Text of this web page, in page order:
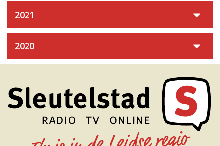
2021
2020